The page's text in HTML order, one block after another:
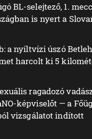
BL-selejtező, 1.
is nyert a
a nyíltvízi úszó
harcolt ki 5
ragadozó
képviselőt — a
vizsgálatot indított